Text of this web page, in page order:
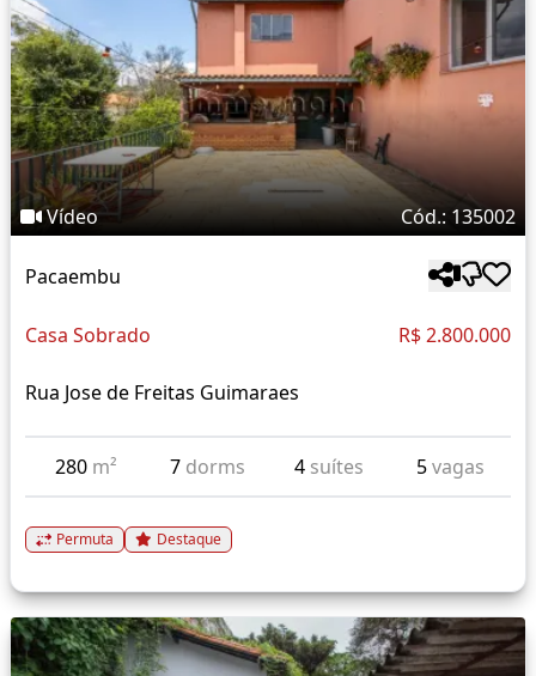
Vídeo Cód.: 135002
Pacaembu
Casa Sobrado R$ 2.800.000
Rua Jose de Freitas Guimaraes
280 m² 7 dorms 4 suítes 5vagas
Permuta Destaque